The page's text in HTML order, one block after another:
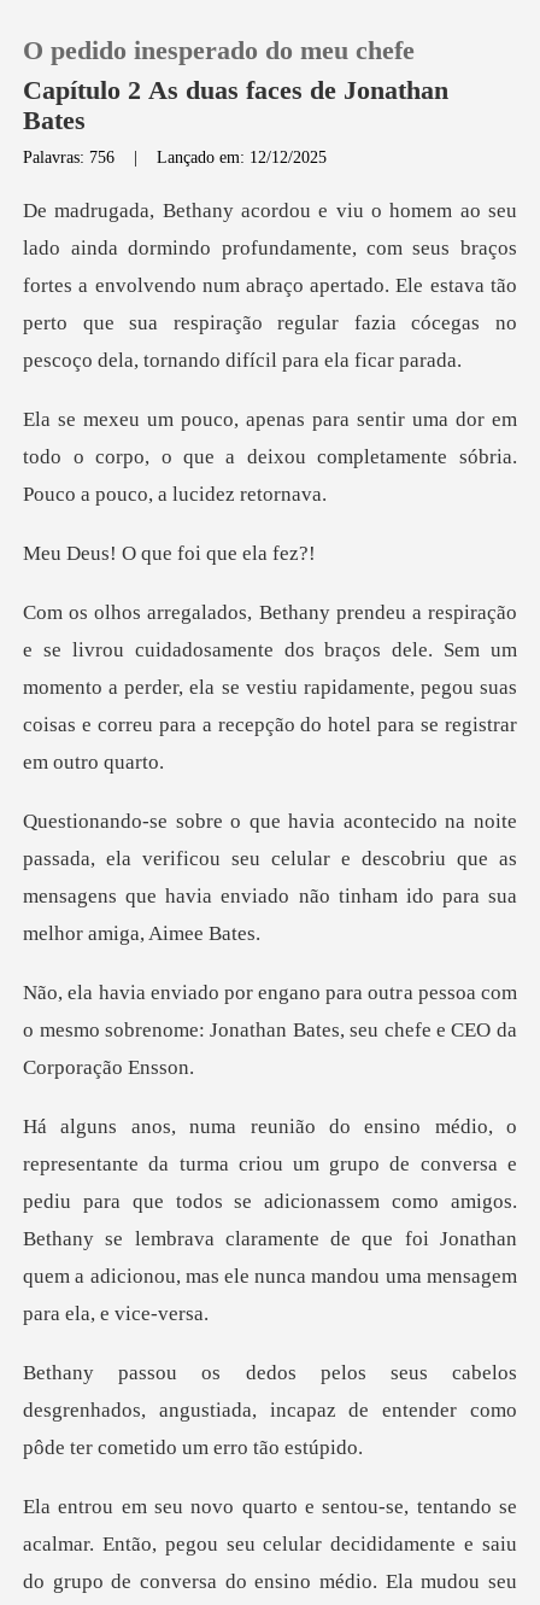
Loja
Histórico
Baixar App
O pedido inesperado do meu chefe
Capítulo 2 As duas faces de Jonathan
Bates
Palavras: 756 |Lançado em: 12/12/2025
om seus braços
fortes a envolvendo num abraço apertado. Ele estava tão
perto que sua re
dor em
todo o corpo, o que a deixou completame
que foi qu
te dos braços dele. Sem um
momento a perder, ela se vestiu rapidamente, pegou s
ela verificou seu celular e descobriu que as
mensagens que ha
a pessoa com
o mesmo sobrenome: Jonathan Ba
versa e
pediu para que todos se adicionassem como amigos.
Bethany se lembrava claramente de
esgrenhados, angustiada, incapaz de entender
aiu
do grupo de conversa do ensino médio. Ela mudou seu